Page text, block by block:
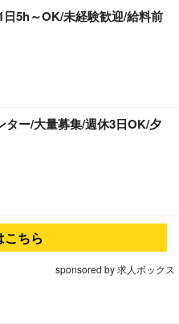
5h～OK/未経験歓迎/給料前
ター/大量募集/週休3日OK/夕
こちら
sponsored by 求人ボックス